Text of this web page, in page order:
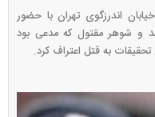
در خیابان اندرزگوی تهران با حضور
و شوهر مقتول که مدعی بود
به قتل اعتراف کرد.